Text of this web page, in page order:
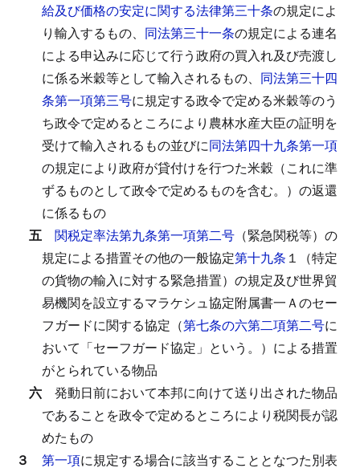
給及び価格の安定に関する法律第三十条の規定によ
り輸入するもの、 同法第三十一条の規定による連名
による申込みに応じて行う政府の買入れ及び売渡し
に係る米穀等として輸入されるもの、 同法第三十四
条第一項第三号に規定する政令で定める米穀等のう
ち政令で定めるところにより農林水産大臣の証明を
受けて輸入されるもの並びに同法第四十九条第一項
の規定により政府が貸付けを行つた米穀（これに準
ずるものとして政令で定めるものを含む。）の返還
に係るもの
五
関税定率法第九条第一項第二号 （緊急関税等）の
規定による措置その他の一般協定第十九条 １（特定
の貨物の輸入に対する緊急措置）の規定及び世界貿
易機関を設立するマラケシュ協定附属書一Ａのセー
フガードに関する協定（第七条の六第二項第二号に
おいて「セーフガード協定」という。）による措置
がとられている物品
六
発動日前において本邦に向けて送り出された物品
であることを政令で定めるところにより税関長が認
めたもの
３
第一項に規定する場合に該当することとなつた別表